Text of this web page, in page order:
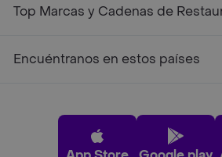
Top Marcas y Cadenas de
Encuéntranos en estos países